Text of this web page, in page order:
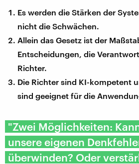
Es werden die Stärken der
nicht die Schwächen.
Allein das Gesetz ist der
Entscheidungen, die
Richter.
Die Richter sind KI-kompetent
sind geeignet für die
"Zwei Möglichkeiten:
unsere eigenen
überwinden? Oder